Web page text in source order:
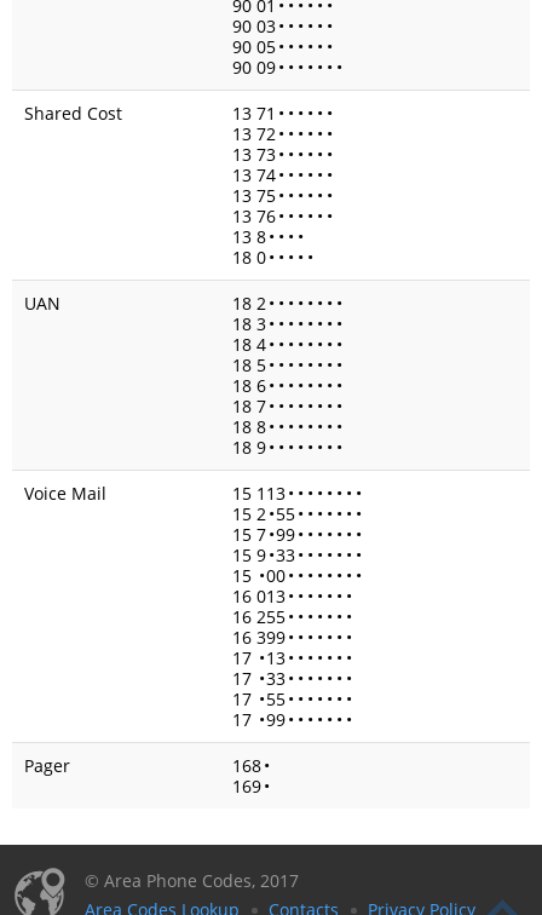
90 01 • • • • • •
90 03• • • • • •
90 05• • • • • •
90 09• • • • • • •
Shared Cost
13 71 • • • • • •
13 72• • • • • •
13 73• • • • • •
13 74• • • • • •
13 75• • • • • •
13 76• • • • • •
13 8• • • •
18 0• • • • •
UAN
18 2• • • • • • • •
18 3• • • • • • • •
18 4• • • • • • • •
18 5• • • • • • • •
18 6• • • • • • • •
18 7• • • • • • • •
18 8• • • • • • • •
18 9• • • • • • • •
Voice Mail
15 113• • • • • • • •
15 2•55• • • • • • •
15 7•99• • • • • • •
15 9•33• • • • • • •
15 •00• • • • • • • •
16 013• • • • • • •
16 255• • • • • • •
16 399• • • • • • •
17 •13• • • • • • •
17 •33• • • • • • •
17 •55• • • • • • •
17 •99• • • • • • •
Pager
168•
169•
© Area Phone Codes, 2017
Area Codes Lookup
Contacts Privacy Policy